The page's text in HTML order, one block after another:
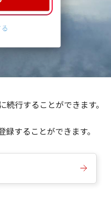
行することができます。
することができます。